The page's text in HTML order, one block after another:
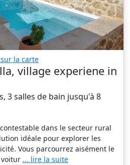
la carte
village experiene in
3 salles de bain jusqu'à 8
dans le secteur rural
idéale pour explorer les
Vous parcourrez aisément le
... lire la suite